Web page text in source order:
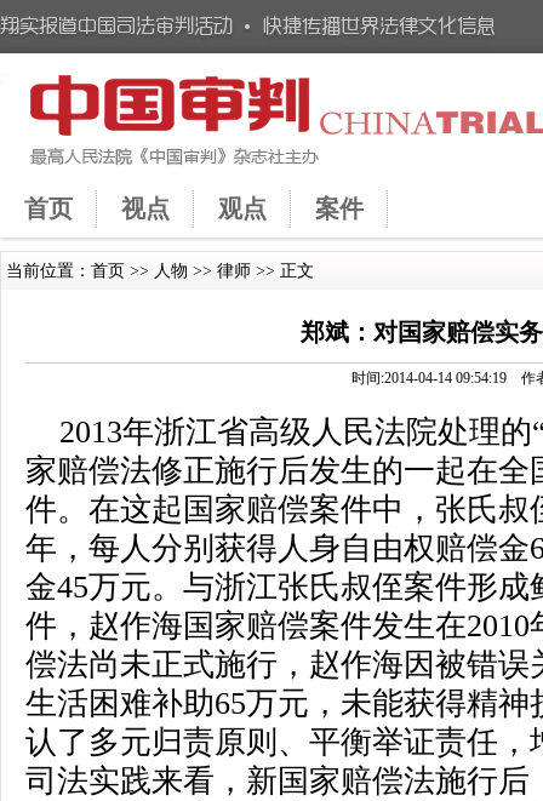
首页 视点 观点 案件
当前位置： 首页 >> 人物 >> 律师 >> 正文
郑斌：对国家赔偿实
时间:2014-04-14 09:54:19
2013年浙江省高级人民法院处理
家赔偿法修正施行后发生的一起在
件。在这起国家赔偿案件中，张氏叔
年，每人分别获得人身自由权赔偿金
金45万元。与浙江张氏叔侄案件形
件，赵作海国家赔偿案件发生在
偿法尚未正式施行，赵作海因被错误
生活困难补助65万元，未能获得精
认了多元归责原则、平衡举证责任
司法实践来看，新国家赔偿法施行后